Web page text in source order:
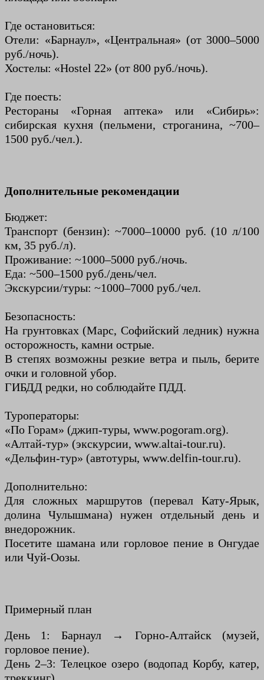
Где остановиться:
Отели: «Барнаул», «Центральная» (от 3000–5000
руб./ночь).
Хостелы: «Hostel 22» (от 800 руб./ночь).
Где поесть:
Рестораны «Горная аптека» или «Сибирь»:
сибирская кухня (пельмени, строганина, ~700–
1500 руб./чел.).
Дополнительные рекомендации
Бюджет:
Транспорт (бензин): ~7000–10000 руб. (10 л/100
км, 35 руб./л).
Проживание: ~1000–5000 руб./ночь.
Еда: ~500–1500 руб./день/чел.
Экскурсии/туры: ~1000–7000 руб./чел.
Безопасность:
На грунтовках (Марс, Софийский ледник) нужна
осторожность, камни острые.
В степях возможны резкие ветра и пыль, берите
очки и головной убор.
ГИБДД редки, но соблюдайте ПДД.
Туроператоры:
«По Горам» (джип-туры, www.pogoram.org).
«Алтай-тур» (экскурсии, www.altai-tour.ru).
«Дельфин-тур» (автотуры, www.delfin-tour.ru).
Дополнительно:
Для сложных маршрутов (перевал Кату-Ярык,
долина Чулышмана) нужен отдельный день и
внедорожник.
Посетите шамана или горловое пение в Онгудае
или Чуй-Оозы.
Примерный план
День 1: Барнаул → Горно-Алтайск (музей,
горловое пение).
День 2–3: Телецкое озеро (водопад Корбу, катер,